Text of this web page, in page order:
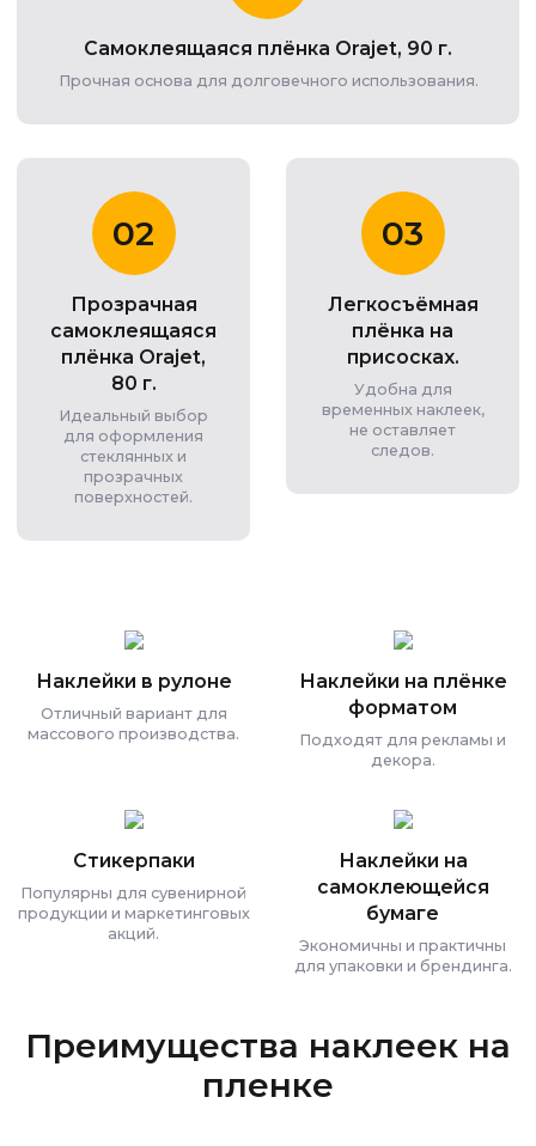
Самоклеящаяся плёнка Orajet, 90 г.
Прочная основа для долговечного использования.
02
Прозрачная
самоклеящаяся
плёнка Orajet,
80 г.
Идеальный выбор
для оформления
стеклянных и
прозрачных
поверхностей.
03
Легкосъёмная
плёнка на
присосках.
Удобна для
временных наклеек,
не оставляет
следов.
Наклейки в рулоне
Отличный вариант для
массового производства.
Наклейки на плёнке
форматом
Подходят для рекламы и
декора.
Стикерпаки
Популярны для сувенирной
продукции и маркетинговых
акций.
Наклейки на
самоклеющейся
бумаге
Экономичны и практичны
для упаковки и брендинга.
Преимущества наклеек на
пленке